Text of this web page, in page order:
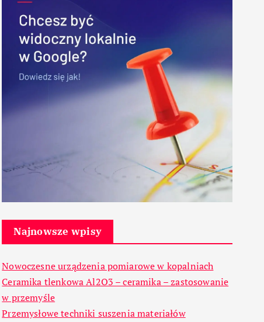
Najnowsze wpisy
Nowoczesne urządzenia pomiarowe w kopalniach
Ceramika tlenkowa Al2O3 – ceramika – zastosowanie
w przemyśle
Przemysłowe techniki suszenia materiałów